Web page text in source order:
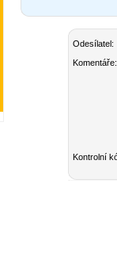
Odesílatel:
Komentáře:
Kontrolní